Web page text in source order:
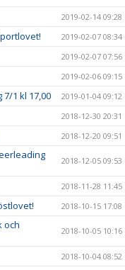
2019-02-14 09:28
2019-02-07 08:34
2019-02-07 07:56
2019-02-06 09:15
1 kl 17,00 2019-01-04 09:12
2018-12-30 20:31
2018-12-20 09:51
2018-12-05 09:53
2018-11-28 11:45
2018-10-15 17:08
och
2018-10-05 10:16
2018-10-04 08:52